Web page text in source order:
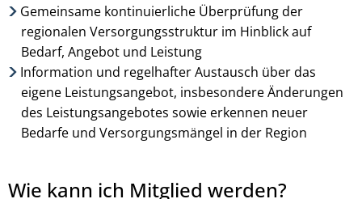
Gemeinsame kontinuierliche Überprüfung der
regionalen Versorgungsstruktur im Hinblick auf
Bedarf, Angebot und Leistung
Information und regelhafter Austausch über das
eigene Leistungsangebot, insbesondere Änderungen
des Leistungsangebotes sowie erkennen neuer
Bedarfe und Versorgungsmängel in der Region
Wie kann ich Mitglied werden?